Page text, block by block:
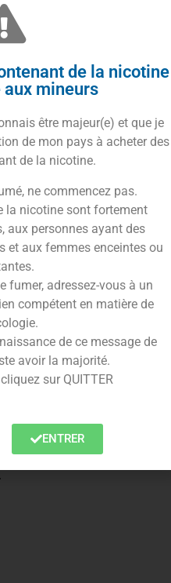
et réaliste
est un concentré de
qui Vape a voulu vous
et fruité très proche
la fraise. Savourez ce
à chaque
le concentré
Symphonie
enfant. Pour un
l’arôme dans une
laissez reposer votre
de la nicotine
mineurs
être majeur(e) et que je
de mon pays à acheter des
de la nicotine.
ne commencez pas.
la nicotine sont fortement
aux personnes ayant des
et aux femmes enceintes ou
fumer, adressez-vous à un
compétent en matière de
de ce message de
avoir la majorité.
sur QUITTER
ENTRER